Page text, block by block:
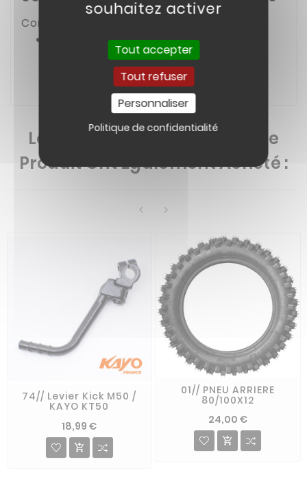
Compatible avec :
QUAD KAYO AU200 T3B
Les Clients Qui Ont Acheté Ce
Produit Ont Également Acheté :
 
74// Levier Kick M50 /
KAYO KT50
18,99 €

01// PNEU ARRIERE
80/100X12
24,00 €

souhaitez activer
Tout accepter
Tout refuser
Personnaliser
Politique de confidentialité